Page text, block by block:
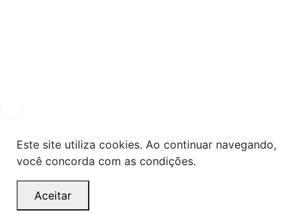
Este site utiliza cookies. Ao continuar navegando,
você concorda com as condições.
Aceitar